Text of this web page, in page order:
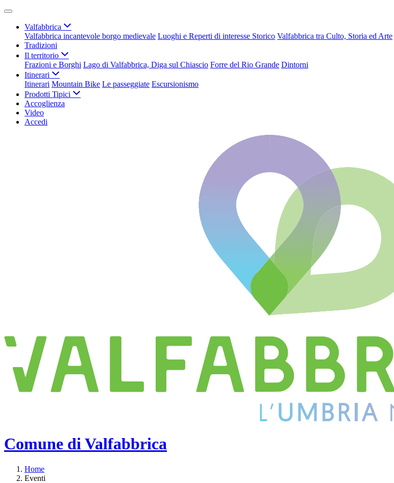
Valfabbrica
Valfabbrica incantevole borgo medievale Luoghi e Reperti di interesse Storico Valfabbrica tra Culto, Storia ed Arte
Tradizioni
Il territorio
Frazioni e Borghi Lago di Valfabbrica, Diga sul Chiascio Forre del Rio Grande Dintorni
Itinerari
Itinerari Mountain Bike Le passeggiate Escursionismo
Prodotti Tipici
Accoglienza
Video
Accedi
Comune di Valfabbrica
Home
Eventi